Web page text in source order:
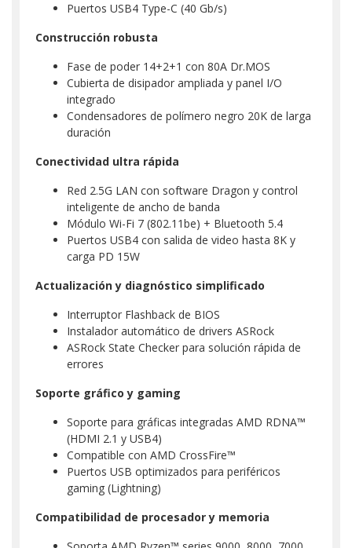
Puertos USB4 Type-C (40 Gb/s)
Construcción robusta
Fase de poder 14+2+1 con 80A Dr.MOS
Cubierta de disipador ampliada y panel I/O
integrado
Condensadores de polímero negro 20K de larga
duración
Conectividad ultra rápida
Red 2.5G LAN con software Dragon y control
inteligente de ancho de banda
Módulo Wi-Fi 7 (802.11be) + Bluetooth 5.4
Puertos USB4 con salida de video hasta 8K y
carga PD 15W
Actualización y diagnóstico simplificado
Interruptor Flashback de BIOS
Instalador automático de drivers ASRock
ASRock State Checker para solución rápida de
errores
Soporte gráfico y gaming
Soporte para gráficas integradas AMD RDNA™
(HDMI 2.1 y USB4)
Compatible con AMD CrossFire™
Puertos USB optimizados para periféricos
gaming (Lightning)
Compatibilidad de procesador y memoria